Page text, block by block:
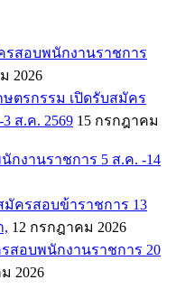
รสอบพนักงานราชการ
2026
ตรกรรม เปิดรับสมัคร
ส.ค. 2569 15 กรกฎาคม
กงานราชการ 5 ส.ค. -14
มัครสอบข้าราชการ 13
, 12 กรกฎาคม 2026
สอบพนักงานราชการ 20
2026